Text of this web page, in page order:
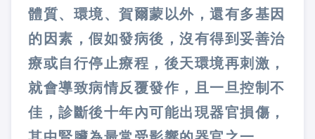
體質、環境、賀爾蒙以外，還有多基因
的因素，假如發病後，沒有得到妥善治
療或自行停止療程，後天環境再刺激，
就會導致病情反覆發作，且一旦控制不
佳，診斷後十年內可能出現器官損傷，